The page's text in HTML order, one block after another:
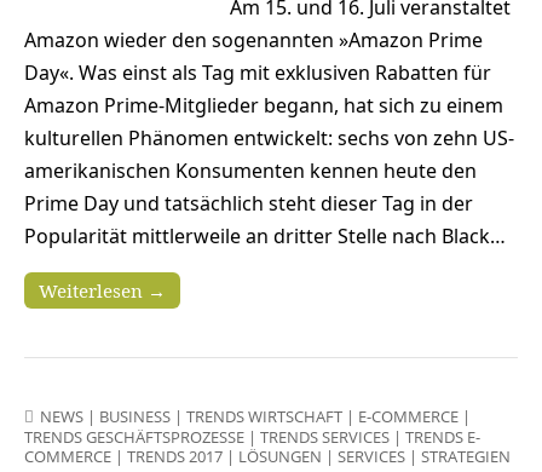
Am 15. und 16. Juli veranstaltet
Amazon wieder den sogenannten »Amazon Prime
Day«. Was einst als Tag mit exklusiven Rabatten für
Amazon Prime-Mitglieder begann, hat sich zu einem
kulturellen Phänomen entwickelt: sechs von zehn US-
amerikanischen Konsumenten kennen heute den
Prime Day und tatsächlich steht dieser Tag in der
Popularität mittlerweile an dritter Stelle nach Black…
Weiterlesen →
NEWS | BUSINESS | TRENDS WIRTSCHAFT | E-COMMERCE |
TRENDS GESCHÄFTSPROZESSE | TRENDS SERVICES | TRENDS E-
COMMERCE | TRENDS 2017 | LÖSUNGEN | SERVICES | STRATEGIEN